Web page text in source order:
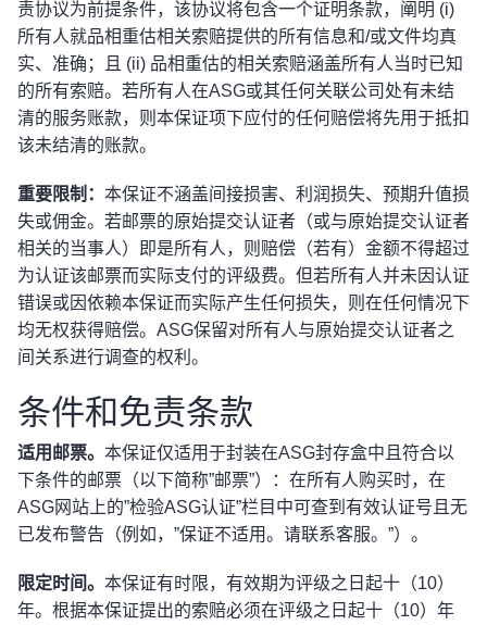
责协议为前提条件，该协议将包含一个证明条款，阐明 (i)
所有人就品相重估相关索赔提供的所有信息和/或文件均真
实、准确；且 (ii) 品相重估的相关索赔涵盖所有人当时已知
的所有索赔。若所有人在ASG或其任何关联公司处有未结
清的服务账款，则本保证项下应付的任何赔偿将先用于抵扣
该未结清的账款。
重要限制： 本保证不涵盖间接损害、利润损失、预期升值损
失或佣金。若邮票的原始提交认证者（或与原始提交认证者
相关的当事人）即是所有人，则赔偿（若有）金额不得超过
为认证该邮票而实际支付的评级费。但若所有人并未因认证
错误或因依赖本保证而实际产生任何损失，则在任何情况下
均无权获得赔偿。ASG保留对所有人与原始提交认证者之
间关系进行调查的权利。
条件和免责条款
适用邮票。 本保证仅适用于封装在ASG封存盒中且符合以
下条件的邮票（以下简称”邮票”）：在所有人购买时，在
ASG网站上的”检验ASG认证”栏目中可查到有效认证号且无
已发布警告（例如，”保证不适用。请联系客服。”）。
限定时间。 本保证有时限，有效期为评级之日起十（10）
年。根据本保证提出的索赔必须在评级之日起十（10）年